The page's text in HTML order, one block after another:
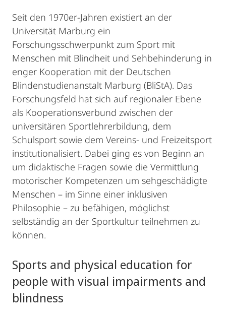
Seit den 1970er-Jahren existiert an der
Universität Marburg ein
Forschungsschwerpunkt zum Sport mit
Menschen mit Blindheit und Sehbehinderung in
enger Kooperation mit der Deutschen
Blindenstudienanstalt Marburg (BliStA). Das
Forschungsfeld hat sich auf regionaler Ebene
als Kooperationsverbund zwischen der
universitären Sportlehrerbildung, dem
Schulsport sowie dem Vereins- und Freizeitsport
institutionalisiert. Dabei ging es von Beginn an
um didaktische Fragen sowie die Vermittlung
motorischer Kompetenzen um sehgeschädigte
Menschen – im Sinne einer inklusiven
Philosophie – zu befähigen, möglichst
selbständig an der Sportkultur teilnehmen zu
können.
Sports and physical education for
people with visual impairments and
blindness